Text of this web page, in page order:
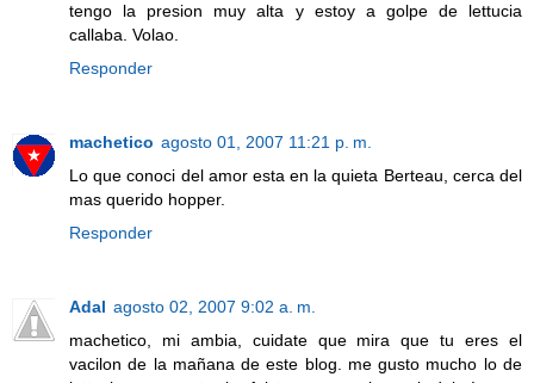
tengo la presion muy alta y estoy a golpe de lettucia
callaba. Volao.
Responder
machetico agosto 01, 2007 11:21 p. m.
Lo que conoci del amor esta en la quieta Berteau, cerca del
mas querido hopper.
Responder
Adal agosto 02, 2007 9:02 a. m.
machetico, mi ambia, cuidate que mira que tu eres el
vacilon de la mañana de este blog. me gusto mucho lo de